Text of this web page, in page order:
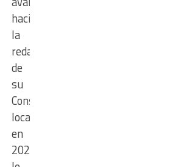
hacia
la
redacción
de
su
Constitución
local
en
2027,